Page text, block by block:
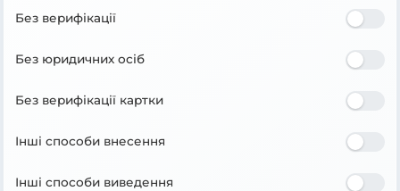
Без верифікації
Без юридичних осіб
Без верифікації картки
Інші способи внесення
Інші способи виведення